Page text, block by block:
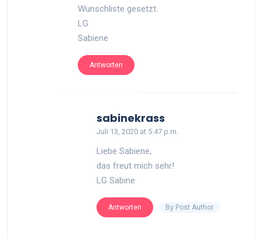
Wunschliste gesetzt.
LG
Sabiene
Antworten
sabinekrass
Juli 13, 2020 at 5:47 p.m.
Liebe Sabiene,
das freut mich sehr!
LG Sabine
Antworten By Post Author